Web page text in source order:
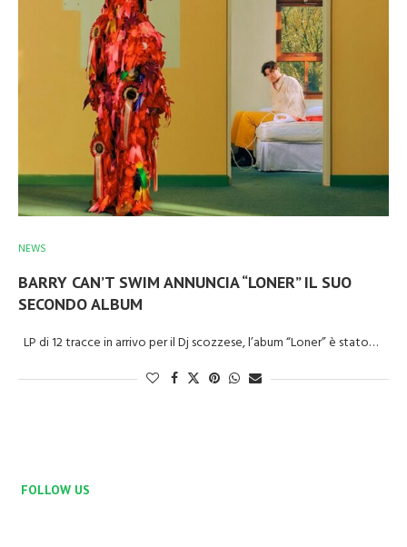
NEWS
BARRY CAN’T SWIM ANNUNCIA “LONER” IL SUO
SECONDO ALBUM
LP di 12 tracce in arrivo per il Dj scozzese, l’abum “Loner” è stato…
FOLLOW US